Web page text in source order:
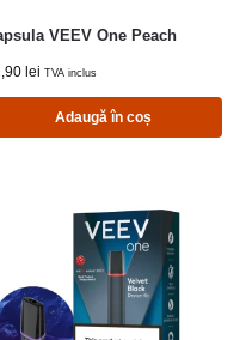
VEEV One Peach
lei TVA inclus
Adaugă în coș